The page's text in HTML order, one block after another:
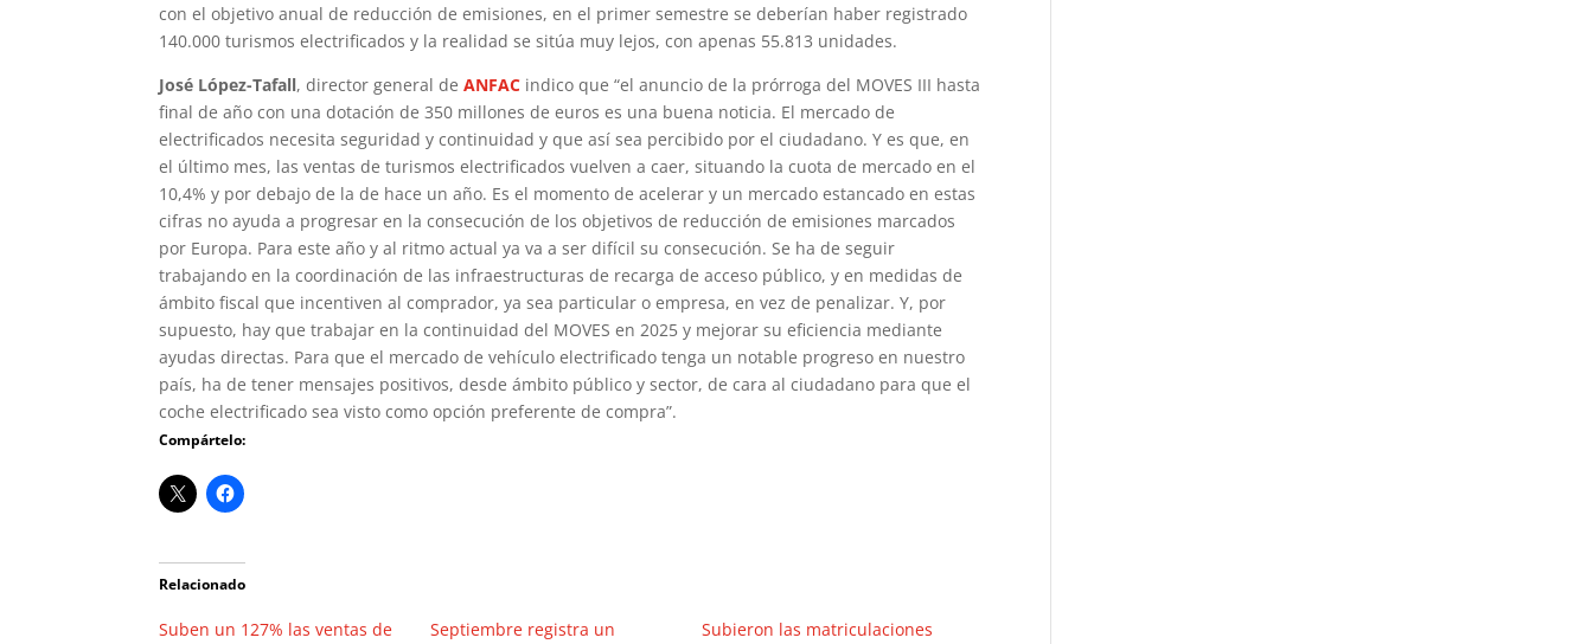
con el objetivo anual de reducción de emisiones, en el primer semestre se deberían haber registrado
140.000 turismos electrificados y la realidad se sitúa muy lejos, con apenas 55.813 unidades.
José López-Tafall, director general deANFAC indico que “el anuncio de la prórroga del MOVES III hasta
final de año con una dotación de 350 millones de euros es una buena noticia. El mercado de
electrificados necesita seguridad y continuidad y que así sea percibido por el ciudadano. Y es que, en
el último mes, las ventas de turismos electrificados vuelven a caer, situando la cuota de mercado en el
10,4% y por debajo de la de hace un año. Es el momento de acelerar y un mercado estancado en estas
cifras no ayuda a progresar en la consecución de los objetivos de reducción de emisiones marcados
por Europa. Para este año y al ritmo actual ya va a ser difícil su consecución. Se ha de seguir
trabajando en la coordinación de las infraestructuras de recarga de acceso público, y en medidas de
ámbito fiscal que incentiven al comprador, ya sea particular o empresa, en vez de penalizar. Y, por
supuesto, hay que trabajar en la continuidad del MOVES en 2025 y mejorar su eficiencia mediante
ayudas directas. Para que el mercado de vehículo electrificado tenga un notable progreso en nuestro
país, ha de tener mensajes positivos, desde ámbito público y sector, de cara al ciudadano para que el
coche electrificado sea visto como opción preferente de compra”.
Compártelo:
Relacionado
Suben un 127% las ventas de
Septiembre registra un
Subieron las matriculaciones